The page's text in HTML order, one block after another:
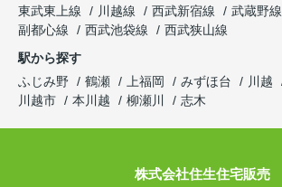
東武東上線
川越線 西武新宿線 武蔵野線
副都心線
西武池袋線
西武狭山線
駅から探す
ふじみ野
鶴瀬 上福岡 みずほ台 川越
川越市
本川越 柳瀬川 志木
株式会社住生住宅販売